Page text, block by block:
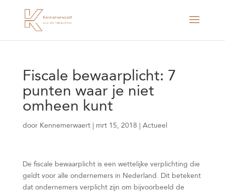
Fiscale bewaarplicht: 7
punten waar je niet
omheen kunt
door Kennemerwaert| mrt 15, 2018 | Actueel
De fiscale bewaarplicht is een wettelijke verplichting die
geldt voor alle ondernemers in Nederland. Dit betekent
dat ondernemers verplicht zijn om bijvoorbeeld de